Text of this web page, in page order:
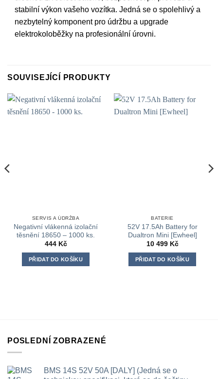
stabilní výkon vašeho vozítka. Jedná se o spolehlivý a
nezbytelný komponent pro údržbu a upgrade
elektrokoloběžky na profesionální úrovni.
SOUVISEJÍCÍ PRODUKTY
SERVIS A ÚDRŽBA
Negativní vlákenná izolační
těsnění 18650 – 1000 ks.
444 Kč
PŘIDAT DO KOŠÍKU
BATERIE
52V 17.5Ah Battery for
Dualtron Mini [Ewheel]
10 499 Kč
PŘIDAT DO KOŠÍKU
POSLEDNÍ ZOBRAZENÉ
BMS 14S 52V 50A [DALY] (Jedná se o